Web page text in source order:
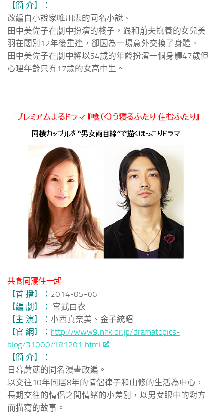
【簡 介】：
改編自小說家唯川恵的同名小說。
田中美佐子在劇中扮演的柊子，跟和前夫撫養的女兒美
羽在闊別12年後重逢，卻因為一場意外交換了身體。
田中美佐子在劇中將以54歲的年齡扮演一個身體47歲但
心理年齡只有17歲的女高中生。
共食同寢住一起
【首 播】： 2014-05-06
【編 劇】： 宮武由衣
【主 演】： 小西真奈美、金子統昭
【官 網】： http://www9.nhk.or.jp/dramatopics-
blog/31000/181201.html
【簡 介】：
日暮蘑菇的同名漫畫改編。
以交往10年同居8年的情侶律子和山修的生活為中心，
長期交往的情侶之間情緒的小差別，以男女眼中的對方
而描寫的故事。